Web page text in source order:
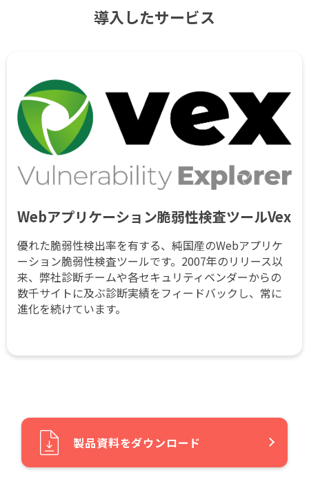
導入したサービス
Webアプリケーション脆弱性検査ツールVex
優れた脆弱性検出率を有する、純国産のWebアプリケ
ーション脆弱性検査ツールです。2007年のリリース以
来、弊社診断チームや各セキュリティベンダーからの
数千サイトに及ぶ診断実績をフィードバックし、常に
進化を続けています。
製品資料をダウンロード